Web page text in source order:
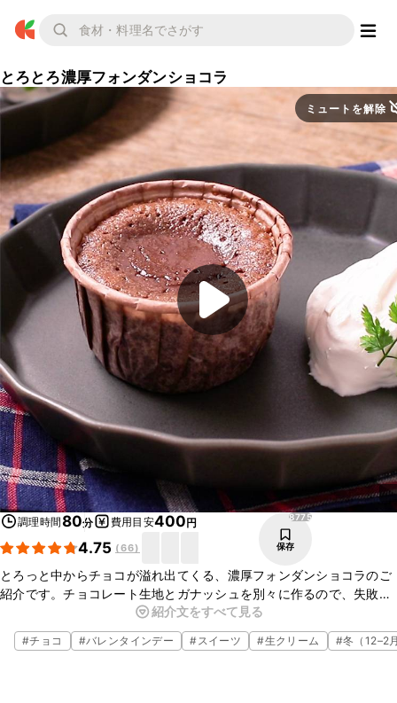
とろとろ濃厚フォンダンショコラ
ミュートを解除
調理時間80分 費用目安400円
4.75 (66)
8775
保存
とろっと中からチョコが溢れ出てくる、濃厚フォンダンショコラのご
紹介です。チョコレート生地とガナッシュを別々に作るので、失敗し
にくいレシピになります。ホイップクリームの代わりに、冷たいアイ
スクリームを添えてもおいしくいただけます。ぜひ、あたたかいうち
にお召し上がりください。
紹介文をすべて見る
#チョコ #バレンタインデー #スイーツ #生クリーム #冬（12–2